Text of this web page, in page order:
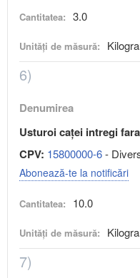
Cantitatea: 3.0
Unități de măsură:
6)
Denumirea
Usturoi caței intregi
CPV: 15800000-6-
Abonează-te la notificări
Cantitatea: 10.0
Unități de măsură:
7)